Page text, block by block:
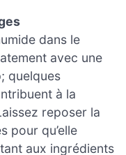
dans le
avec une
quelques
à la
reposer la
pour qu’elle
aux ingrédients